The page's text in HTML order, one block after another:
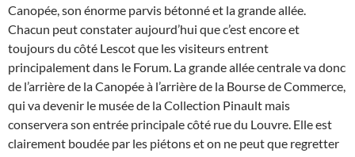
Canopée, son énorme parvis bétonné et la grande allée.
Chacun peut constater aujourd’hui que c’est encore et
toujours du côté Lescot que les visiteurs entrent
principalement dans le Forum. La grande allée centrale va donc
de l’arrière de la Canopée à l’arrière de la Bourse de Commerce,
qui va devenir le musée de la Collection Pinault mais
conservera son entrée principale côté rue du Louvre. Elle est
clairement boudée par les piétons et on ne peut que regretter